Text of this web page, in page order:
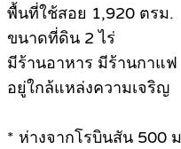
พื้นที่ใช้สอย 1,920 ตรม.
ขนาดที่ดิน 2 ไร่
มีร้านอาหาร มีร้านกาแฟ
อยู่ใกล้แหล่งความเจริญ
* ห่างจากโรบินสัน 500